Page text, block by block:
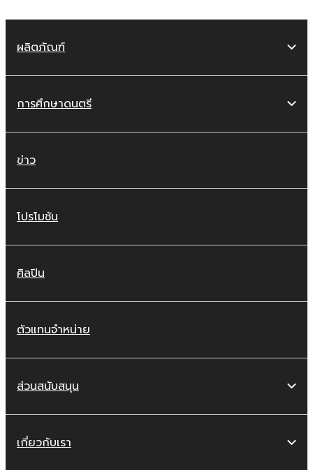
ผลิตภัณฑ์
การศึกษาดนตรี
ข่าว
โปรโมชัน
ศิลปิน
ตัวแทนจำหน่าย
ส่วนสนับสนุน
เกี่ยวกับเรา